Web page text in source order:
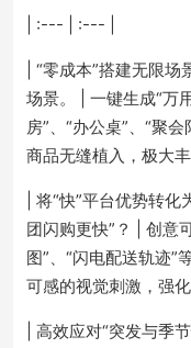
| :--- | :--- |
| “零成本”搭建无限
场景。 | 一键生成“万
房”、“办公桌”、“聚
商品无缝植入，极大丰
| 将“快”平台优势转
团闪购更快”？ | 创意
图”、“闪电配送轨迹”
可感的视觉刺激，强化
| 高效应对“突发与季